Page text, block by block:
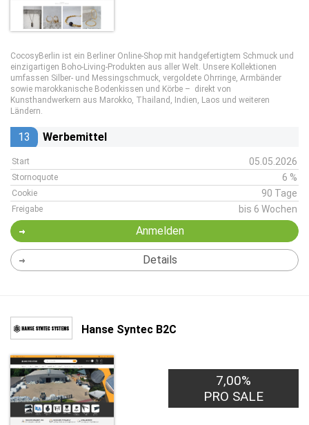
CocosyBerlin ist ein Berliner Online-Shop mit handgefertigtem Schmuck und
einzigartigen Boho-Living-Produkten aus aller Welt. Unsere Kollektionen
umfassen Silber- und Messingschmuck, vergoldete Ohrringe, Armbänder
sowie marokkanische Bodenkissen und Körbe – direkt von
Kunsthandwerkern aus Marokko, Thailand, Indien, Laos und weiteren
Ländern.
13 Werbemittel
Start 05.05.2026
Stornoquote 6 %
Cookie 90 Tage
Freigabe bis 6 Wochen
Anmelden
Details
Hanse Syntec B2C
7,00%
PRO SALE